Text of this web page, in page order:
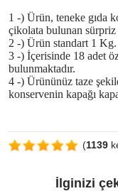
1 -) Ürün, teneke gıda
çikolata bulunan sürpriz
2 -) Ürün standart 1
3 -) İçerisinde 18 adet
bulunmaktadır.
4 -) Ürününüz taze
konservenin kapağı
(1139
İlginizi